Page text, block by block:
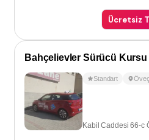
Ücretsiz
Bahçelievler Sürücü
Standart
Kabil Caddesi 66-c